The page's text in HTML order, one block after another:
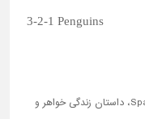
3-2-1 Penguins
انیمیشن زیبای پنگوئن‌های فضایی Space penguin، داستان زندگی خواهر و